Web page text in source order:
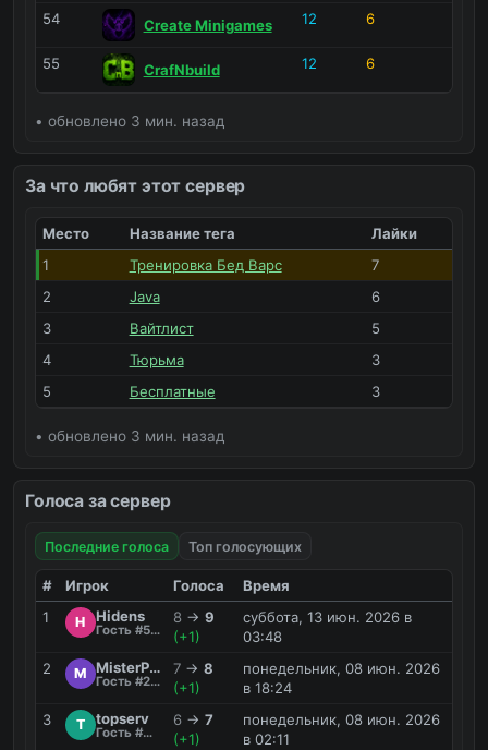
6
Для тренировки
Тренировка PVP 2
Тренировка Бед Варс 7 0
Тренировка строительства
54 Create Minigames 12 6
55 CrafNbuild 12 6
• обновлено 3 мин. назад
За что любят этот сервер
Место Название тега
Лайки
1
Тренировка Бед Варс
7
2
Java
6
3
Вайтлист
5
4
Тюрьма
3
5
Бесплатные 3
• обновлено 3 мин. назад
Голоса за сервер
Последние голоса Топ голосующих
# Игрок Голоса
Время
1
H Hidens
Гость #51MV
8→ 9
(+1)
суббота, 13 июн. 2026 в
03:48
2
M MisterParot
Гость #20BG
7→ 8
(+1)
понедельник, 08 июн. 2026
в 18:24
3
T topserv
Гость #W5WR
6→ 7
(+1)
понедельник, 08 июн. 2026
в 02:11